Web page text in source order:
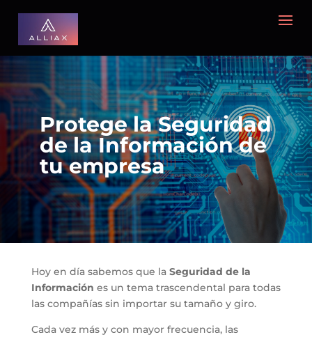
Protege la Seguridad
de la Información de
tu empresa
Hoy en día sabemos que la Seguridad de la
Información es un tema trascendental para todas
las compañías sin importar su tamaño y giro.
Cada vez más y con mayor frecuencia, las